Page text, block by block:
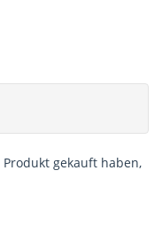
gekauft haben,